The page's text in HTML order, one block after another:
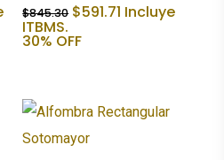
$845.30 El
original
$591.71 El
precio
Incluye
ITBMS.
30% OFF